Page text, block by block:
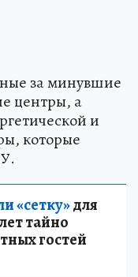
за минувшие
центры, а
и
которые
«сетку»для
тайно
гостей